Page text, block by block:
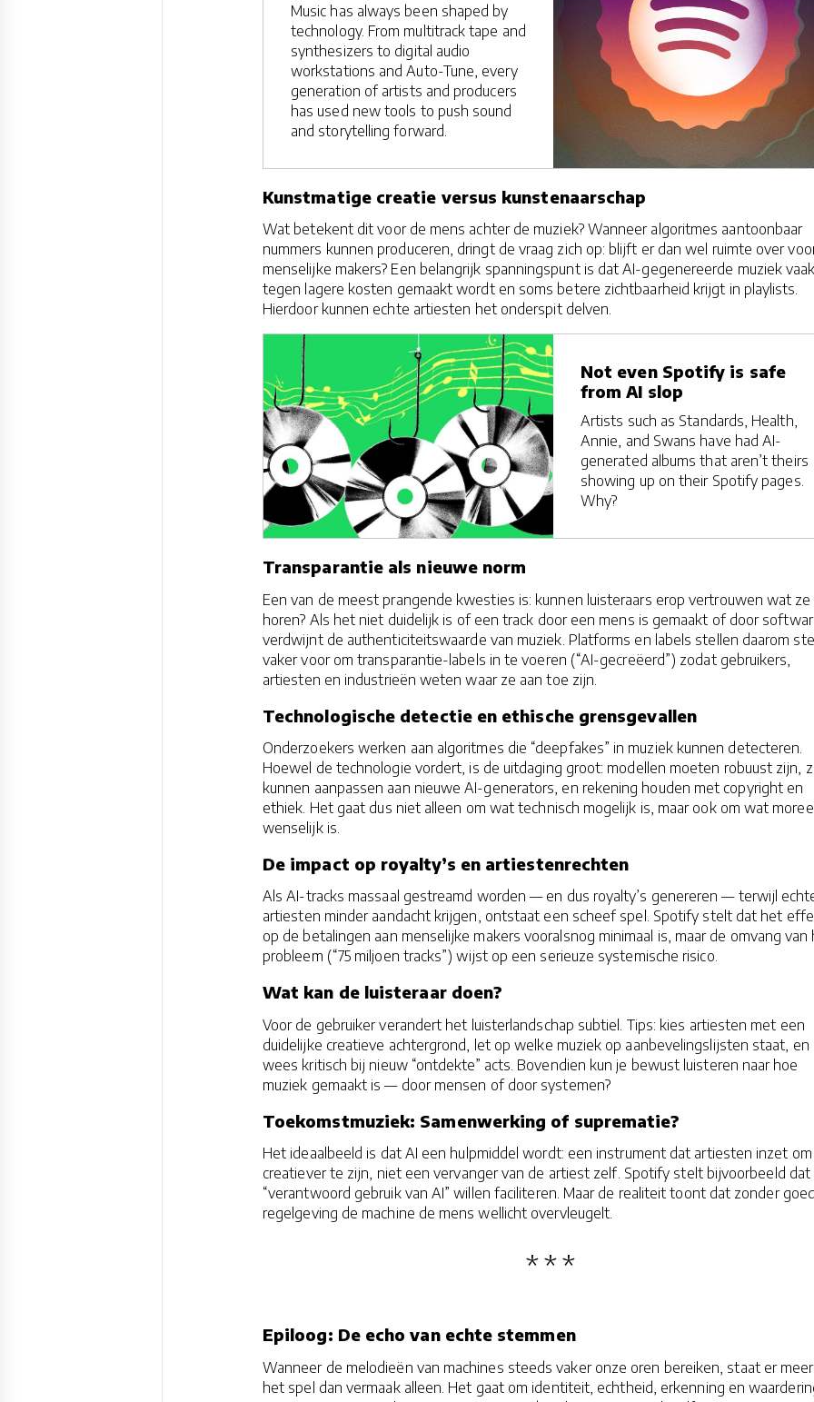
Music has always been shaped by
technology. From multitrack tape and
synthesizers to digital audio
workstations and Auto-Tune, every
generation of artists and producers
has used new tools to push sound
and storytelling forward.
Kunstmatige creatie versus kunstenaarschap
Wat betekent dit voor de mens achter de muziek? Wanneer algoritmes aantoonbaar
nummers kunnen produceren, dringt de vraag zich op: blijft er dan wel ruimte over
menselijke makers? Een belangrijk spanningspunt is dat AI-gegenereerde muziek
tegen lagere kosten gemaakt wordt en soms betere zichtbaarheid krijgt in playlists.
Hierdoor kunnen echte artiesten het onderspit delven.
Not even Spotify is safe
from AI slop
Artists such as Standards, Health,
Annie, and Swans have had AI-
generated albums that aren’t theirs
showing up on their Spotify pages.
Why?
Transparantie als nieuwe norm
Een van de meest prangende kwesties is: kunnen luisteraars erop vertrouwen wat ze
horen? Als het niet duidelijk is of een track door een mens is gemaakt of door
verdwijnt de authenticiteitswaarde van muziek. Platforms en labels stellen daarom
vaker voor om transparantie-labels in te voeren (“AI-gecreëerd”) zodat gebruikers,
artiesten en industrieën weten waar ze aan toe zijn.
Technologische detectie en ethische grensgevallen
Onderzoekers werken aan algoritmes die “deepfakes” in muziek kunnen detecteren.
Hoewel de technologie vordert, is de uitdaging groot: modellen moeten robuust zijn,
kunnen aanpassen aan nieuwe AI-generators, en rekening houden met copyright en
ethiek. Het gaat dus niet alleen om wat technisch mogelijk is, maar ook om wat
wenselijk is.
De impact op royalty’s en artiestenrechten
Als AI-tracks massaal gestreamd worden — en dus royalty’s genereren — terwijl
artiesten minder aandacht krijgen, ontstaat een scheef spel. Spotify stelt dat het
op de betalingen aan menselijke makers vooralsnog minimaal is, maar de omvang van
probleem (“75 miljoen tracks”) wijst op een serieuze systemische risico.
Wat kan de luisteraar doen?
Voor de gebruiker verandert het luisterlandschap subtiel. Tips: kies artiesten met een
duidelijke creatieve achtergrond, let op welke muziek op aanbevelingslijsten staat, en
wees kritisch bij nieuw “ontdekte” acts. Bovendien kun je bewust luisteren naar hoe
muziek gemaakt is — door mensen of door systemen?
Toekomstmuziek: Samenwerking of suprematie?
Het ideaalbeeld is dat AI een hulpmiddel wordt: een instrument dat artiesten inzet om
creatiever te zijn, niet een vervanger van de artiest zelf. Spotify stelt bijvoorbeeld dat
“verantwoord gebruik van AI” willen faciliteren. Maar de realiteit toont dat zonder
regelgeving de machine de mens wellicht overvleugelt.
Epiloog: De echo van echte stemmen
Wanneer de melodieën van machines steeds vaker onze oren bereiken, staat er
het spel dan vermaak alleen. Het gaat om identiteit, echtheid, erkenning en